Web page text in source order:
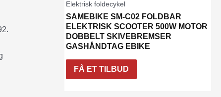
Elektrisk foldecykel
SAMEBIKE SM-C02 FOLDBAR
ELEKTRISK SCOOTER 500W MOTOR
DOBBELT SKIVEBREMSER
GASHÅNDTAG EBIKE
FÅ ET TILBUD